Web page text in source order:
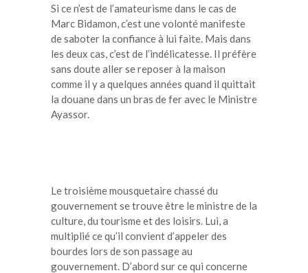
Si ce n’est de l’amateurisme dans le cas de
Marc Bidamon, c’est une volonté manifeste
de saboter la confiance à lui faite. Mais dans
les deux cas, c’est de l’indélicatesse. Il préfère
sans doute aller se reposer à la maison
comme il y a quelques années quand il quittait
la douane dans un bras de fer avec le Ministre
Ayassor.
Le troisième mousquetaire chassé du
gouvernement se trouve être le ministre de la
culture, du tourisme et des loisirs. Lui, a
multiplié ce qu’il convient d’appeler des
bourdes lors de son passage au
gouvernement. D’abord sur ce qui concerne